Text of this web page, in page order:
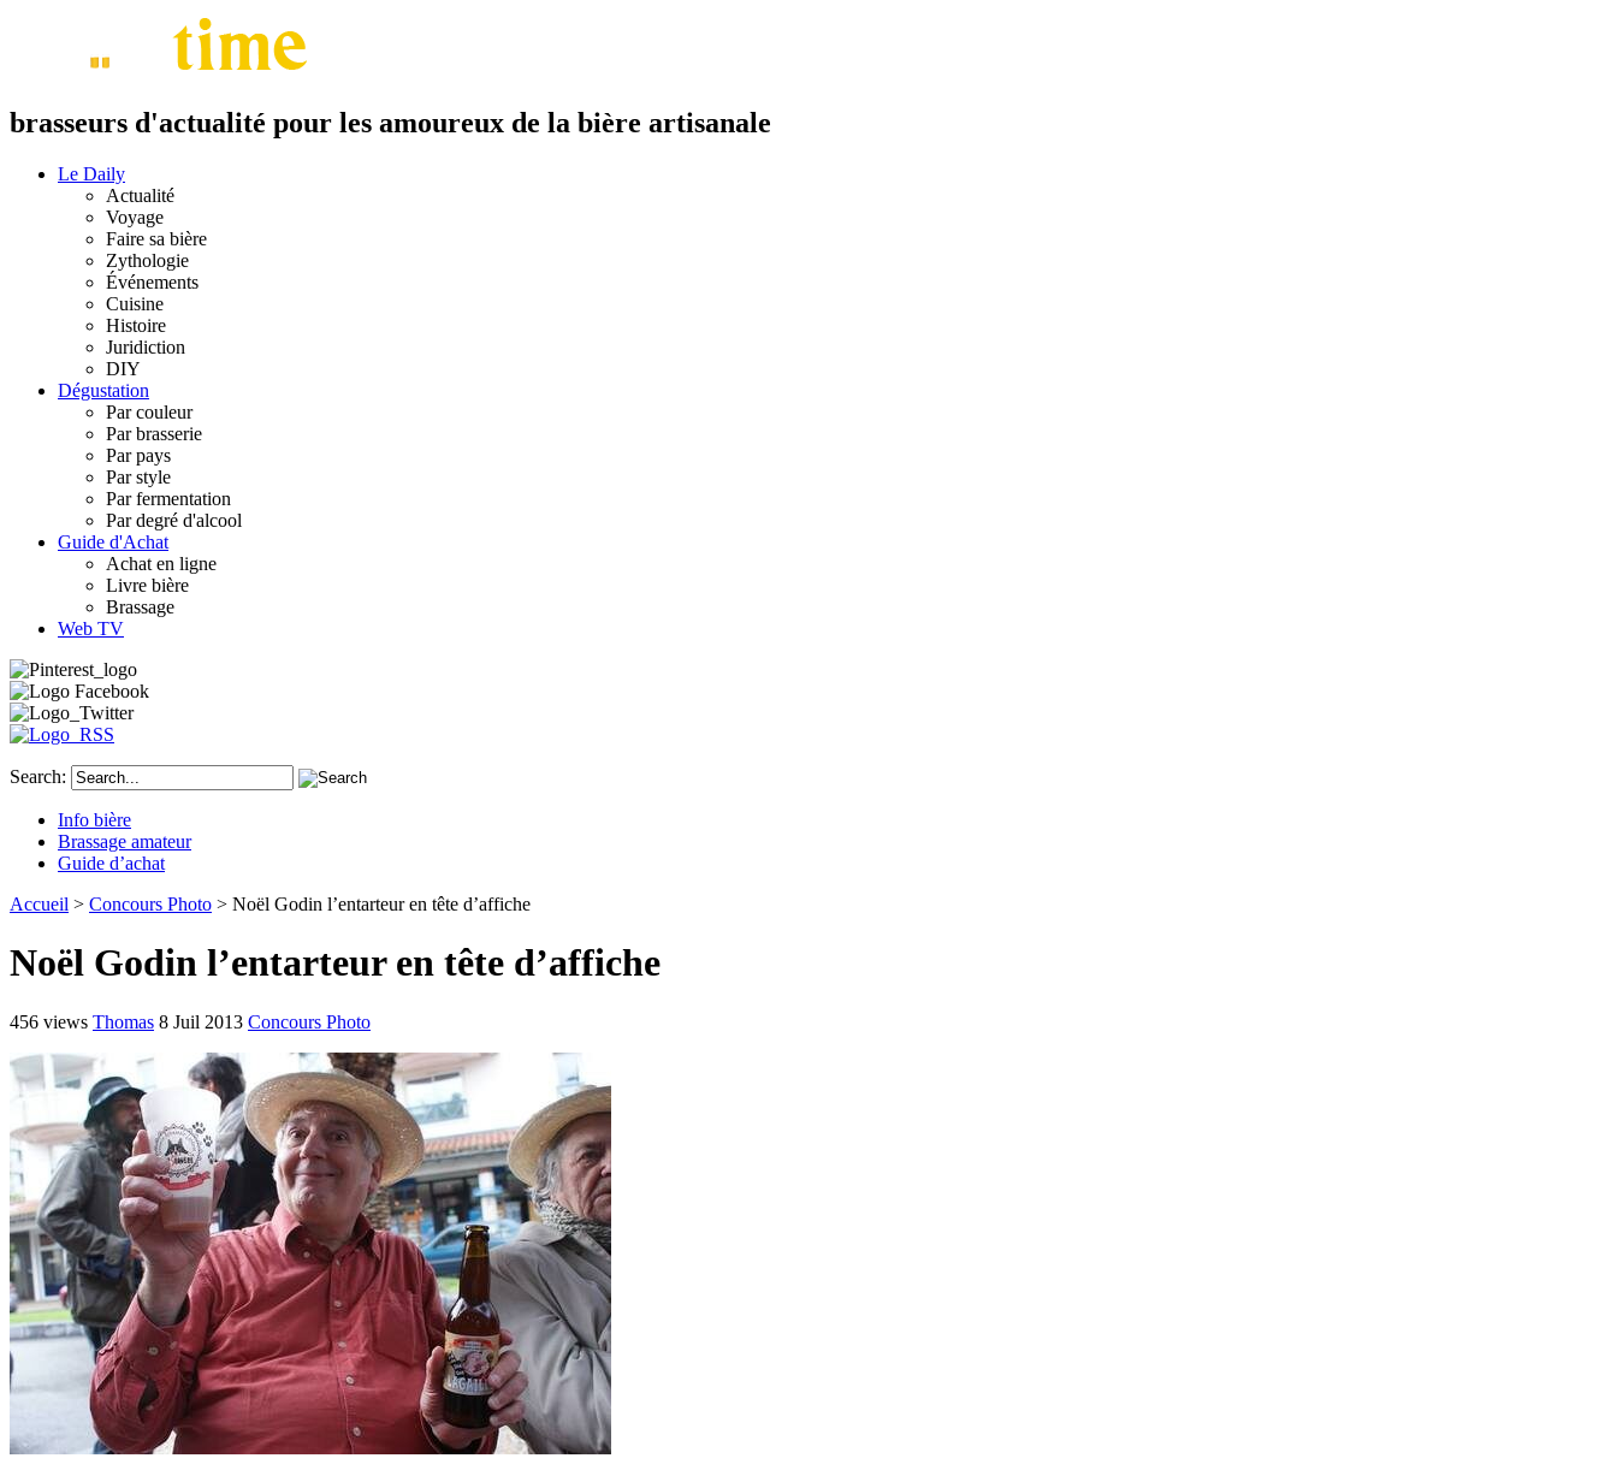
brasseurs d'actualité pour les amoureux de la bière artisanale
Le Daily
Actualité
Voyage
Faire sa bière
Zythologie
Événements
Cuisine
Histoire
Juridiction
DIY
Dégustation
Par couleur
Par brasserie
Par pays
Par style
Par fermentation
Par degré d'alcool
Guide d'Achat
Achat en ligne
Livre bière
Brassage
Web TV
Search:
Info bière
Brassage amateur
Guide d’achat
Accueil > Concours Photo > Noël Godin l’entarteur en tête d’affiche
Noël Godin l’entarteur en tête d’affiche
456 views Thomas 8 Juil 2013 Concours Photo